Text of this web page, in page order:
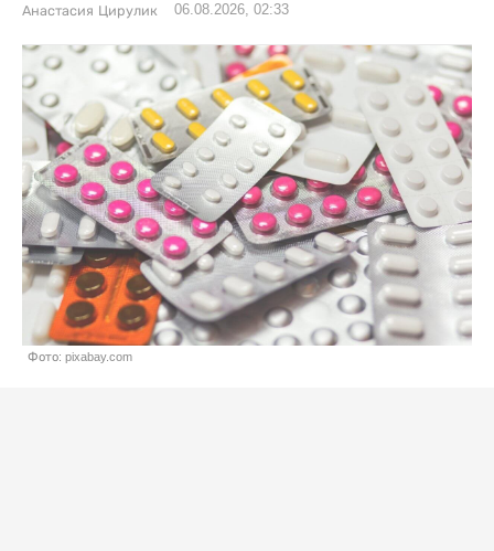
Анастасия Цирулик 06.08.2026, 02:33
Фото: pixabay.com